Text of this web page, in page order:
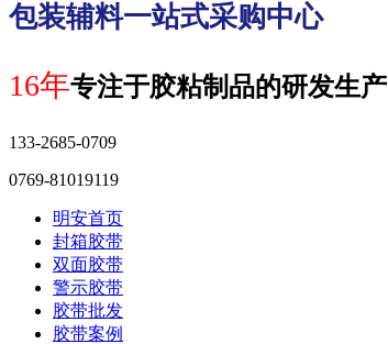
包装辅料一站式采购中心
16年专注于胶粘制品的研发生产
133-2685-0709
0769-81019119
明安首页
封箱胶带
双面胶带
警示胶带
胶带批发
胶带案例